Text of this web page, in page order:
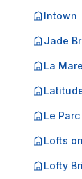
Intown
Jade
La
Le
Lofts
Lofty